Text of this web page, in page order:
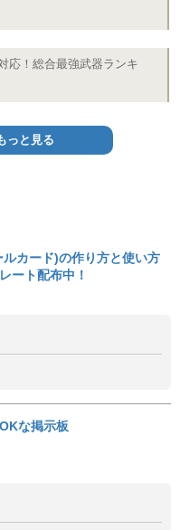
応！総合最強武器ランキ
っと見る
カード)の作り方と使い方
ート配布中！
な掲示板